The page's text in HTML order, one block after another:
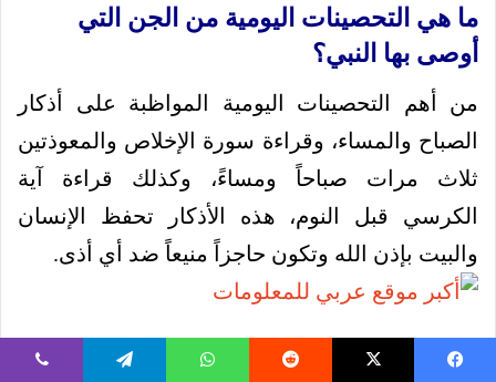
ما هي التحصينات اليومية من الجن التي
أوصى بها النبي؟
من أهم التحصينات اليومية المواظبة على أذكار
الصباح والمساء، وقراءة سورة الإخلاص والمعوذتين
ثلاث مرات صباحاً ومساءً، وكذلك قراءة آية
الكرسي قبل النوم، هذه الأذكار تحفظ الإنسان
والبيت بإذن الله وتكون حاجزاً منيعاً ضد أي أذى.